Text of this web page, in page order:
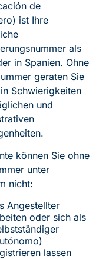
de
ist Ihre
als
in Spanien. Ohne
geraten Sie
Schwierigkeiten
und
können Sie ohne
unter
nicht:
Angestellter
oder sich als
lassen